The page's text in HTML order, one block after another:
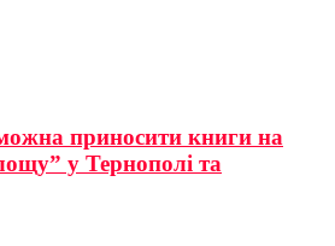
приносити книги на
у Тернополі та